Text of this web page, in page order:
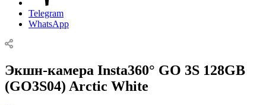
Telegram
WhatsApp
Экшн-камера Insta360° GO 3S 128GB
(GO3S04) Arctic White